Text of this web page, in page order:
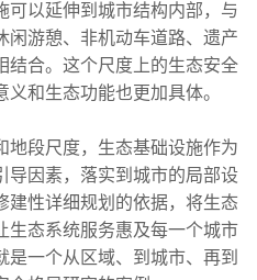
可以延伸到城市结构内部，与
闲游憩、非机动车道路、遗产
结合。这个尺度上的生态安全
和生态功能也更加具体。
段尺度，生态基础设施作为
导因素，落实到城市的局部设
建性详细规划的依据，将生态
生态系统服务惠及每一个城市
一个从区域、到城市、再到